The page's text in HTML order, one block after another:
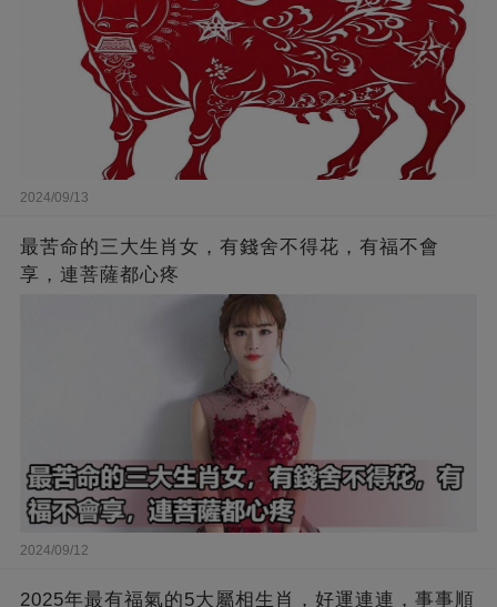
2024/09/13
最苦命的三大生肖女，有錢舍不得花，有福不會
享，連菩薩都心疼
2024/09/12
2025年最有福氣的5大屬相生肖，好運連連，事事順